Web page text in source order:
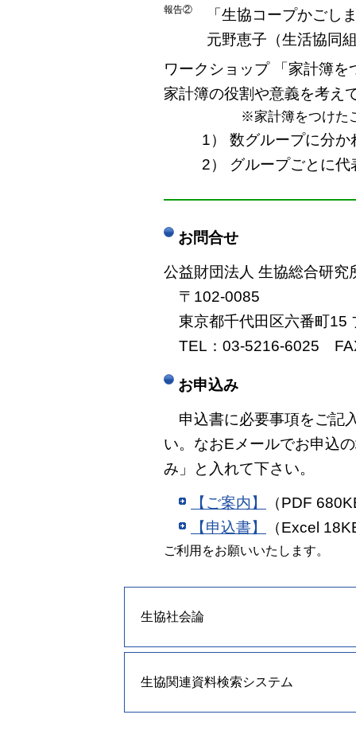
報告②
「生協コープかごし
元野恵子（生活協同
ワークショップ 「家計簿
家計簿の役割や意義を考え
※家計簿をつけた
1） 数グループに分
2） グループごとに代
お問合せ
公益財団法人 生協総合研
〒102-0085
東京都千代田区六番町15
TEL：03-5216-6025
お申込み
申込書に必要事項をご記
い。なおEメールでお申込
み」と入れて下さい。
【ご案内】
（PDF
【申込書】
（Excel
ご利用をお願いいたします。
生協社会論
生協関連資料検索システム